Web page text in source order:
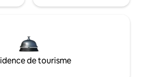
de tourisme